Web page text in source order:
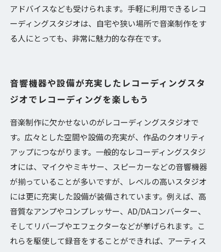
アドバイスなども受けられます。手軽に利用できるレコ
ーディングスタジオは、自宅や狭い場所で音楽制作をす
る人にとっても、非常に魅力的な存在です。
音響機器や設備が充実したレコーディングスタ
ジオでレコーディングを楽しもう
音楽制作に欠かせないのがレコーディングスタジオで
す。広々とした空間や設備の充実が、作品のクオリティ
アップにつながります。一般的なレコーディングスタジ
オには、マイクやミキサー、スピーカーなどの音響機器
が揃っていることが多いですが、レベルの高いスタジオ
には更に充実した設備が装備されています。例えば、高
音質なアンプやコンプレッサー、AD/DAコンバーター、
そしてリバーブやエフェクターなどが挙げられます。こ
れらを駆使して録音をすることができれば、アーティス